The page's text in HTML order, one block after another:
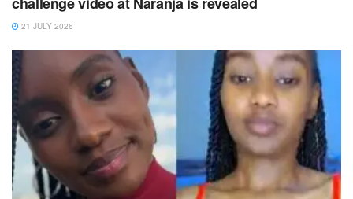
21 JULY 2026